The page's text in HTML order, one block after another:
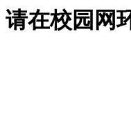
请在校园网